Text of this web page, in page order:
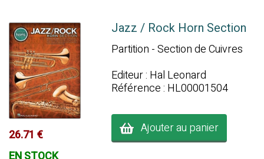
26.71 €
Jazz / Rock Horn Section
Partition - Section de Cuivres
Editeur : Hal Leonard
Référence : HL00001504
Ajouter au panier